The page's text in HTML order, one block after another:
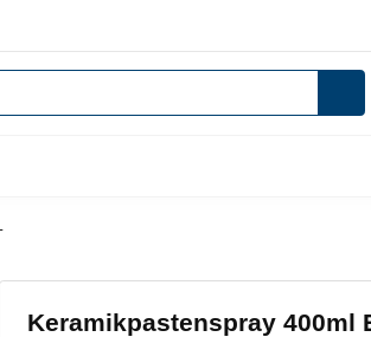
Keramikpastenspray 400ml